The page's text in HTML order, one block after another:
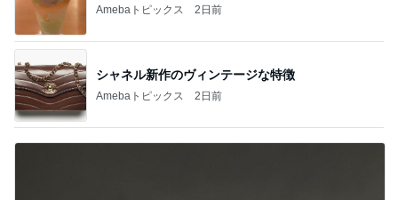
Amebaトピックス 2日前
シャネル新作のヴィンテージな特徴
Amebaトピックス 2日前